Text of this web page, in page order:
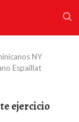
NY
Espaillat
ejercicio